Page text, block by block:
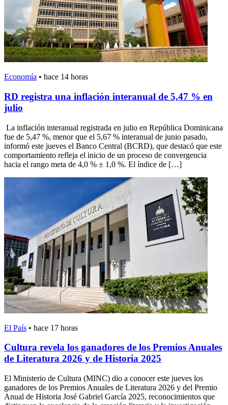
Economía • hace 14 horas
RD registra una inflación interanual de 5,47 % en
julio
La inflación interanual registrada en julio en República Dominicana
fue de 5,47 %, menor que el 5,67 % interanual de junio pasado,
informó este jueves el Banco Central (BCRD), que destacó que este
comportamiento refleja el inicio de un proceso de convergencia
hacia el rango meta de 4,0 % ± 1,0 %. El índice de […]
El País • hace 17 horas
Cultura revela los ganadores de los Premios Anuales
de Literatura 2026 y de Historia 2025
El Ministerio de Cultura (MINC) dio a conocer este jueves los
ganadores de los Premios Anuales de Literatura 2026 y del Premio
Anual de Historia José Gabriel García 2025, reconocimientos que